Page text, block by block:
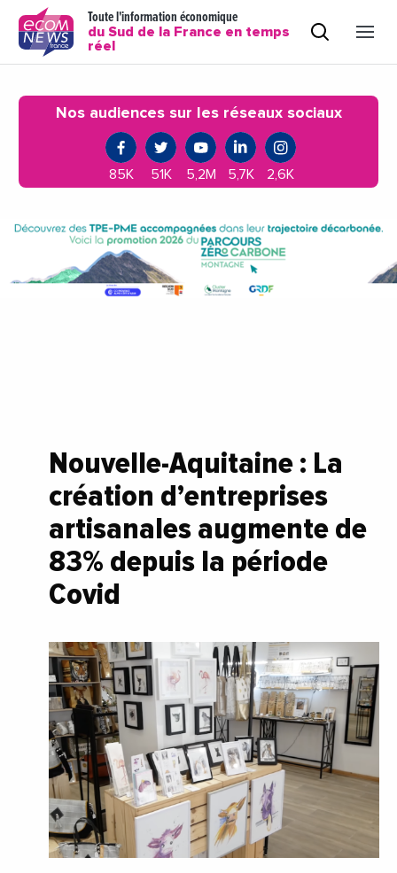
Toute l'information économique
du Sud de la France en temps
réel
Nos audiences sur les réseaux sociaux
85K 51K 5,2M 5,7K 2,6K
Nouvelle-Aquitaine : La
création d’entreprises
artisanales augmente de
83% depuis la période
Covid